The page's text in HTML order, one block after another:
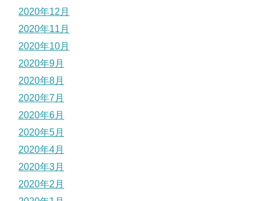
2020年12月
2020年11月
2020年10月
2020年9月
2020年8月
2020年7月
2020年6月
2020年5月
2020年4月
2020年3月
2020年2月